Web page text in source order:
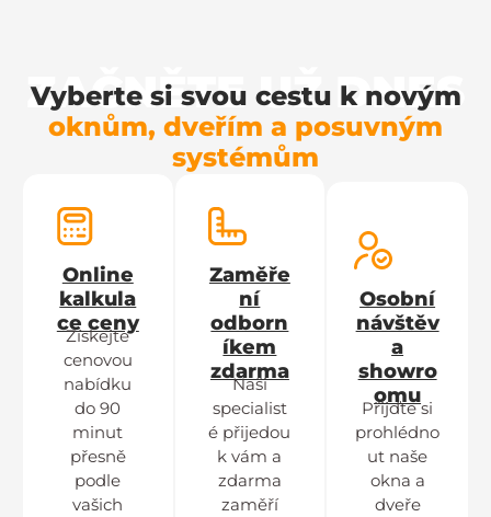
ZAČNĚTE UŽ DNES
Vyberte si svou cestu k novým
oknům, dveřím a posuvným
systémům
Online
kalkula
ce ceny
Získejte
cenovou
nabídku
do 90
minut
přesně
podle
vašich
Zaměře
ní
odborn
íkem
zdarma
Naši
specialist
é přijedou
k vám a
zdarma
zaměří
Osobní
návštěv
a
showro
omu
Přijďte si
prohlédno
ut naše
okna a
dveře